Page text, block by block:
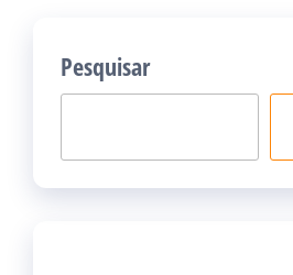
Pesquisar